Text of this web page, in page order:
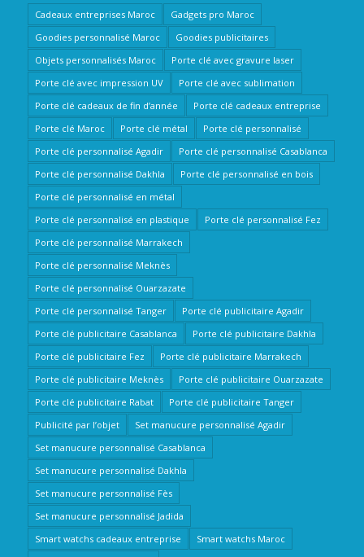
Cadeaux entreprises Maroc
Gadgets pro Maroc
Goodies personnalisé Maroc
Goodies publicitaires
Objets personnalisés Maroc
Porte clé avec gravure laser
Porte clé avec impression UV
Porte clé avec sublimation
Porte clé cadeaux de fin d’année
Porte clé cadeaux entreprise
Porte clé Maroc
Porte clé métal
Porte clé personnalisé
Porte clé personnalisé Agadir
Porte clé personnalisé Casablanca
Porte clé personnalisé Dakhla
Porte clé personnalisé en bois
Porte clé personnalisé en métal
Porte clé personnalisé en plastique
Porte clé personnalisé Fez
Porte clé personnalisé Marrakech
Porte clé personnalisé Meknès
Porte clé personnalisé Ouarzazate
Porte clé personnalisé Tanger
Porte clé publicitaire Agadir
Porte clé publicitaire Casablanca
Porte clé publicitaire Dakhla
Porte clé publicitaire Fez
Porte clé publicitaire Marrakech
Porte clé publicitaire Meknès
Porte clé publicitaire Ouarzazate
Porte clé publicitaire Rabat
Porte clé publicitaire Tanger
Publicité par l’objet
Set manucure personnalisé Agadir
Set manucure personnalisé Casablanca
Set manucure personnalisé Dakhla
Set manucure personnalisé Fès
Set manucure personnalisé Jadida
Smart watchs cadeaux entreprise
Smart watchs Maroc